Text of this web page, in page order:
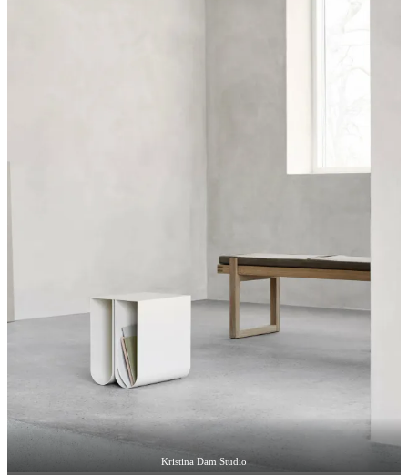
Kristina Dam Studio